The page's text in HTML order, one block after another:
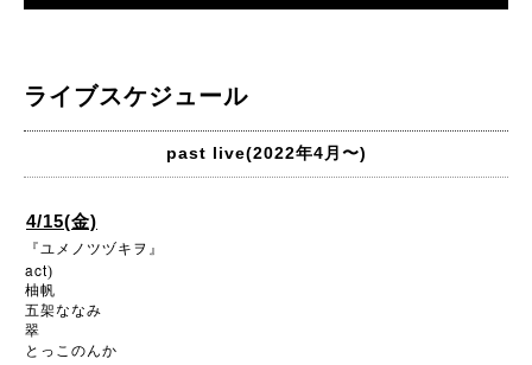
ライブスケジュール
past live(2022年4月〜)
4/15(金)
『ユメノツヅキヲ』
act)
柚帆
五架ななみ
翠
とっこのんか